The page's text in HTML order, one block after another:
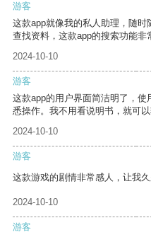
游客
这款app就像我的私人助理，随
查找资料，这款app的搜索功能非
2024-10-10
游客
这款app的用户界面简洁明了，
悉操作。我不用看说明书，就可以
2024-10-10
游客
这款游戏的剧情非常感人，让我久
2024-10-10
游客